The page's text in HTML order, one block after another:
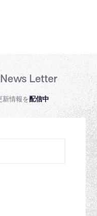
Letter
新情報を配信中